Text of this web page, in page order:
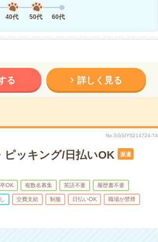
40代 50代 60代
る 詳しく見る
No.SGSIY5214724-T4
ピッキング/日払いOK 派遣
OK 複数名募集 英語不要 履歴書不要
交費支給 制服 日払いOK 職場が禁煙